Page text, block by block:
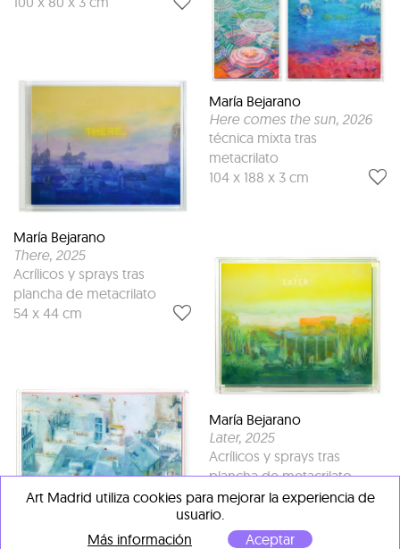
María Bejarano
There, 2025
Acrílicos y sprays tras
plancha de metacrilato
54 x 44 cm
María Bejarano
Here comes the sun, 2026
técnica mixta tras
metacrilato
104 x 188 x 3 cm
María Bejarano
Later, 2025
Acrílicos y sprays tras
plancha de metacrilato
54 x 44 cm
Art Madrid utiliza cookies para mejorar la experiencia de
usuario.
Más información
Aceptar